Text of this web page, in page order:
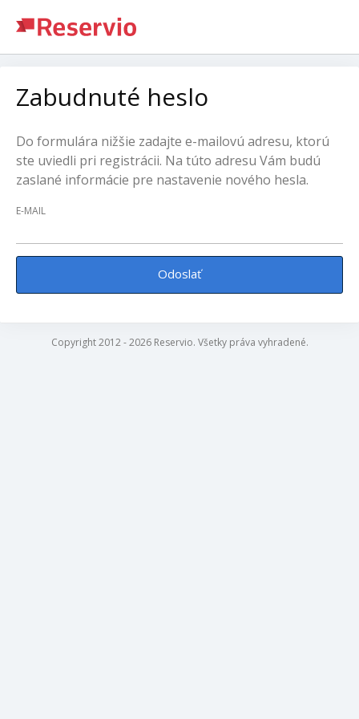
Zabudnuté heslo
Do formulára nižšie zadajte e-mailovú adresu, ktorú
ste uviedli pri registrácii. Na túto adresu Vám budú
zaslané informácie pre nastavenie nového hesla.
E-MAIL
Odoslať
Copyright 2012 - 2026 Reservio. Všetky práva vyhradené.